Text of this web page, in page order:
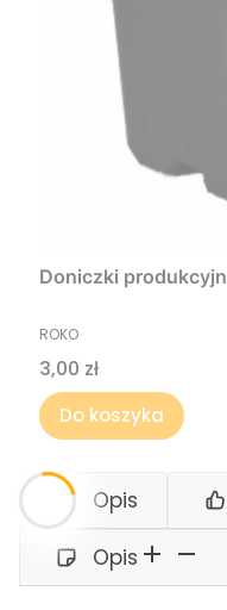
Doniczki
PRODUCENT
ROKO
Cena
3,00 zł
Do koszyka
Opis
Opis